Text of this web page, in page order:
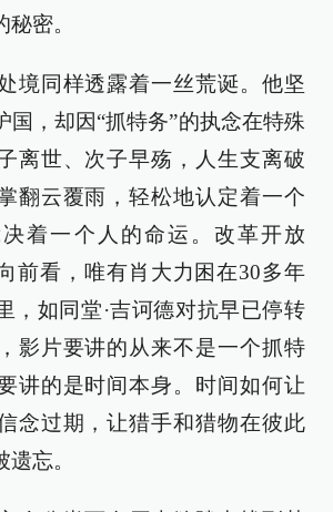
密。
境同样透露着一丝荒诞。他坚
国，却因“抓特务”的执念在特殊
离世、次子早殇，人生支离破
翻云覆雨，轻松地认定着一个
着一个人的命运。改革开放
前看，唯有肖大力困在30多年
，如同堂·吉诃德对抗早已停转
影片要讲的从来不是一个抓特
讲的是时间本身。时间如何让
念过期，让猎手和猎物在彼此
忘。